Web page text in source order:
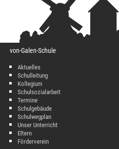
von-Galen-Schule
Aktuelles
Schulleitung
Kollegium
Schulsozialarbeit
Termine
Schulgebäude
Schulwegplan
Unser Unterricht
Eltern
Förderverein